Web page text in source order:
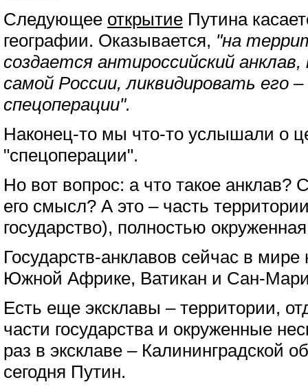
Следующее открытие Путина
географии. Оказывается, "на
создается антироссийский
самой России, ликвидировать его –
спецоперации".
Наконец-то мы что-то услышали о
"спецоперации".
Но вот вопрос: а что такое анклав?
его смысл? А это – часть
государство), полностью
Государств-анклавов сейчас в мире
Южной Африке, Ватикан и Сан-
Есть еще эксклавы – территории,
части государства и окруженные
раз в эксклаве – Калининградской
сегодня Путин.